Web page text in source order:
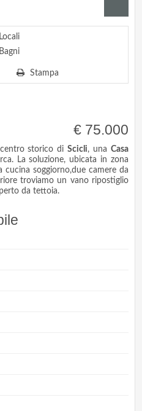
Stampa
€ 75.000
centro storico diScicli, una Casa
La soluzione, ubicata in zona
soggiorno,due camere da
troviamo un vano ripostiglio
da tettoia.